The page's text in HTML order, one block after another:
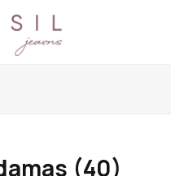
(40)